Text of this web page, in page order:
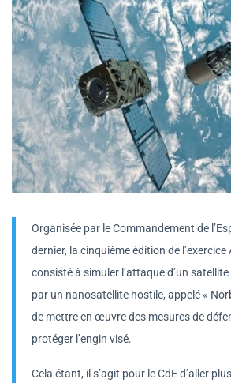
Organisée par le Commandement de
dernier, la cinquième édition de
consisté à simuler l’attaque d’un satellite
par un nanosatellite hostile, appelé «
de mettre en œuvre des mesures de
protéger l’engin visé.
Cela étant, il s’agit pour le CdE d’aller